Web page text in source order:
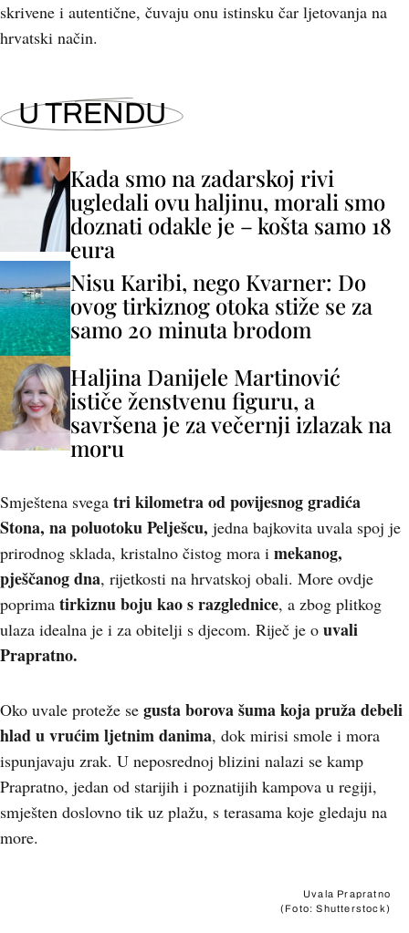
skrivene i autentične, čuvaju onu istinsku čar ljetovanja na
hrvatski način.
U TRENDU
Kada smo na zadarskoj rivi
ugledali ovu haljinu, morali smo
doznati odakle je – košta samo 18
eura
Nisu Karibi, nego Kvarner: Do
ovog tirkiznog otoka stiže se za
samo 20 minuta brodom
Haljina Danijele Martinović
ističe ženstvenu figuru, a
savršena je za večernji izlazak na
moru
Smještena svega tri kilometra od povijesnog gradića
Stona, na poluotoku Pelješcu, jedna bajkovita uvala spoj je
prirodnog sklada, kristalno čistog mora i mekanog,
pješčanog dna, rijetkosti na hrvatskoj obali. More ovdje
poprima tirkiznu boju kao s razglednice, a zbog plitkog
ulaza idealna je i za obitelji s djecom. Riječ je o uvali
Prapratno.
Oko uvale proteže se gusta borova šuma koja pruža debeli
hlad u vrućim ljetnim danima, dok mirisi smole i mora
ispunjavaju zrak. U neposrednoj blizini nalazi se kamp
Prapratno, jedan od starijih i poznatijih kampova u regiji,
smješten doslovno tik uz plažu, s terasama koje gledaju na
more.
Uvala Prapratno
(Foto: Shutterstock)